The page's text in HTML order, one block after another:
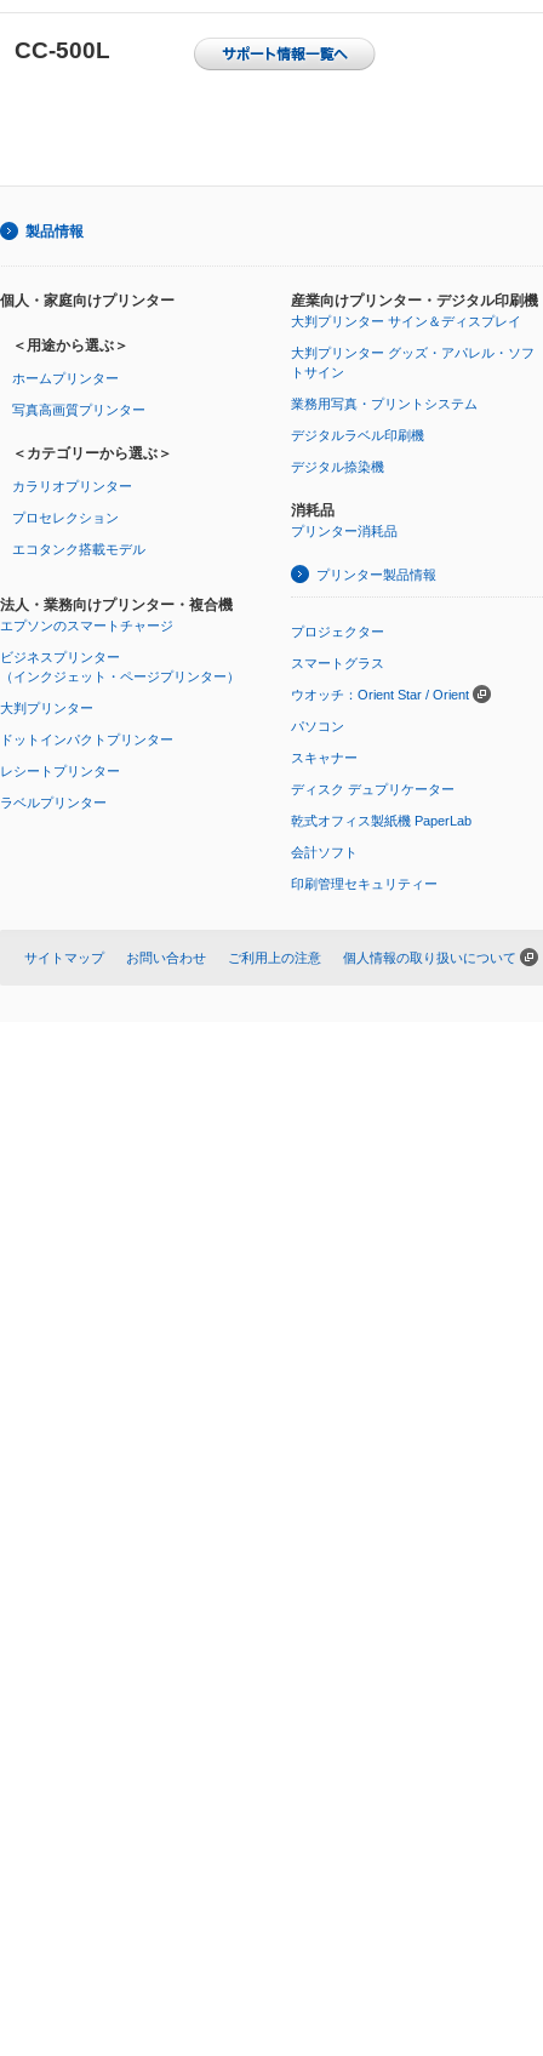
CC-500L
製品情報
個人・家庭向けプリンター
＜用途から選ぶ＞
ホームプリンター
写真高画質プリンター
＜カテゴリーから選ぶ＞
カラリオプリンター
プロセレクション
エコタンク搭載モデル
法人・業務向けプリンター・複合機
エプソンのスマートチャージ
ビジネスプリンター
（インクジェット・ページプリンター）
大判プリンター
ドットインパクトプリンター
レシートプリンター
ラベルプリンター
産業向けプリンター・デジタル印刷機
大判プリンター サイン＆ディスプレイ
大判プリンター グッズ・アパレル・ソフ
トサイン
業務用写真・プリントシステム
デジタルラベル印刷機
デジタル捺染機
消耗品
プリンター消耗品
プリンター製品情報
プロジェクター
スマートグラス
ウオッチ：Orient Star / Orient
パソコン
スキャナー
ディスク デュプリケーター
乾式オフィス製紙機 PaperLab
会計ソフト
印刷管理セキュリティー
サイトマップ お問い合わせ ご利用上の注意 個人情報の取り扱いについて